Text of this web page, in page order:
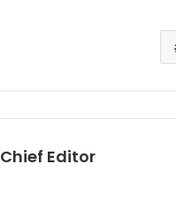
Chief Editor